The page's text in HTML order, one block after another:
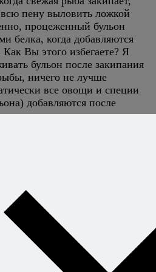
всю пену выловить ложкой
процеженный бульон
белка, когда добавляются
Вы этого избегаете? Я
бульон после закипания
ничего не лучше
все овощи и специи
добавляются после
— или процеживать
отдельно и выкладывать
бульоном, или
то же самое.
лук с морковкой не
лук, лавровый лист,